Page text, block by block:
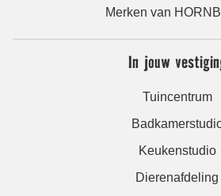
Merken van
In jouw
Tuincentrum
Keukenstudio
Dierenafdeling